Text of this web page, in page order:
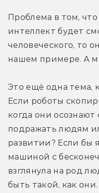
Проблема в том,
интеллект будет
человеческого, то
нашем примере. А
Это ещё одна тема,
Если роботы
когда они осознают
подражать людям
развитии? Если бы
машиной с
взглянула на род
быть такой, как